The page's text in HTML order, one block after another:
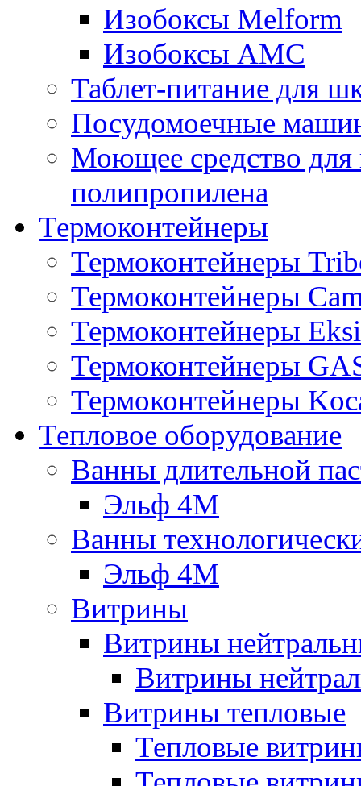
Изобоксы Melform
Изобоксы AMC
Таблет-питание для
Посудомоечные
Моющее средство для
полипропилена
Термоконтейнеры
Термоконтейнеры
Термоконтейнеры
Термоконтейнеры Eksi
Термоконтейнеры
Термоконтейнеры
Тепловое оборудование
Ванны длительной
Эльф 4М
Ванны
Эльф 4М
Витрины
Витрины
Витрины
Витрины тепловые
Тепловые